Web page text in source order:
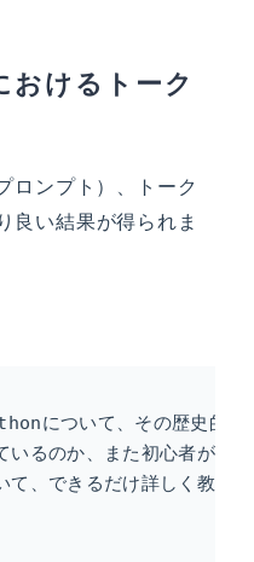
おけるトーク
ロンプト）、トーク
良い結果が得られま
について、その歴史的な
いるのか、また初心者が学
て、できるだけ詳しく教え